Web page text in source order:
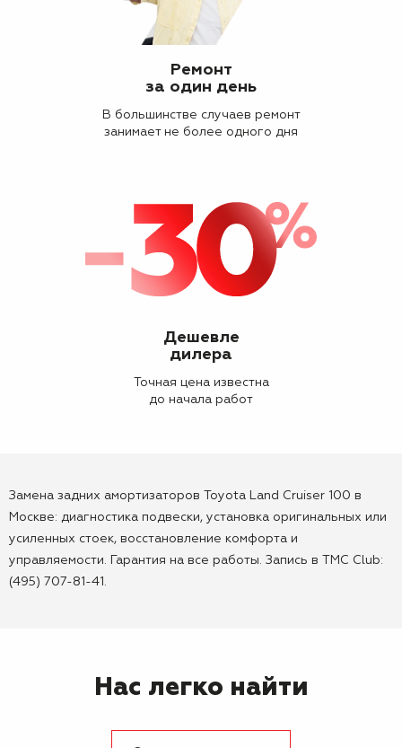
Ремонт
за один день
В большинстве случаев ремонт
занимает не более одного дня
Дешевле
дилера
Точная цена известна
до начала работ
Замена задних амортизаторов Toyota Land Cruiser 100 в
Москве: диагностика подвески, установка оригинальных или
усиленных стоек, восстановление комфорта и
управляемости. Гарантия на все работы. Запись в TMC Club:
(495) 707-81-41.
Нас легко найти